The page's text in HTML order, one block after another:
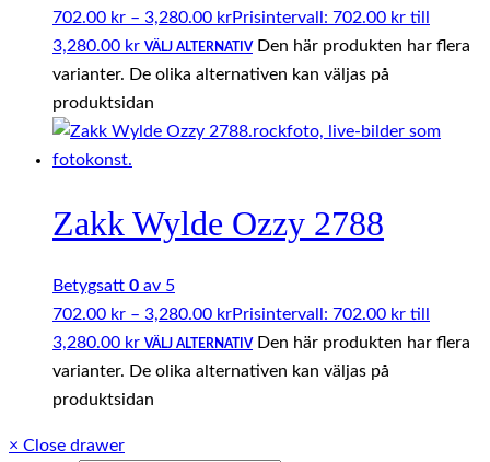
702.00 kr – 3,280.00 krPrisintervall: 702.00 kr till
3,280.00 kr VÄLJ ALTERNATIV Den här produkten har flera
varianter. De olika alternativen kan väljas på
produktsidan
Zakk Wylde Ozzy 2788
Betygsatt 0 av 5
702.00 kr – 3,280.00 krPrisintervall: 702.00 kr till
3,280.00 kr VÄLJ ALTERNATIV Den här produkten har flera
varianter. De olika alternativen kan väljas på
produktsidan
× Close drawer